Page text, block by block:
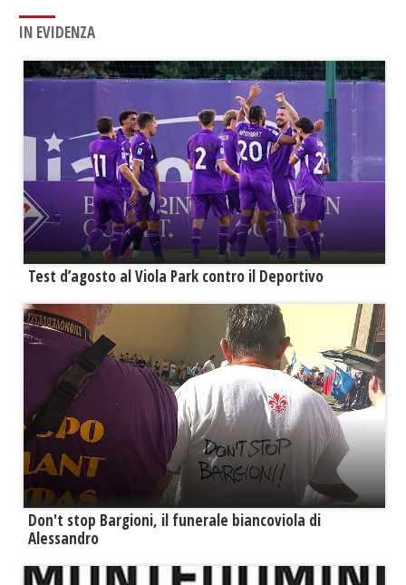
IN EVIDENZA
Test d’agosto al Viola Park contro il Deportivo
Don't stop Bargioni, il funerale biancoviola di
Alessandro